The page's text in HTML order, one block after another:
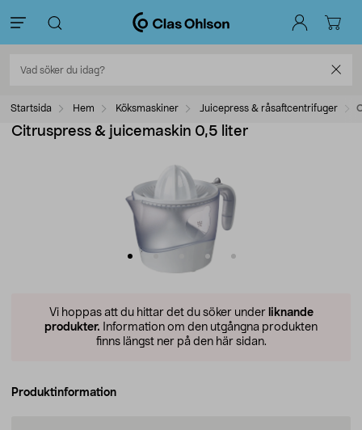
Startsida Hem Köksmaskiner Juicepress & råsaftcentrifuger
Citruspress & juicemaskin 0,5 liter
Vi hoppas att du hittar det du söker under liknande
produkter. Information om den utgångna produkten
finns längst ner på den här sidan.
Produktinformation